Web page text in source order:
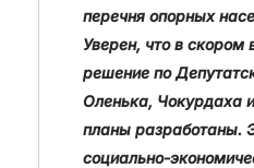
перечня опорных
Уверен, что в скором
решение по
Оленька, Чокурдаха
планы разработаны.
социально-